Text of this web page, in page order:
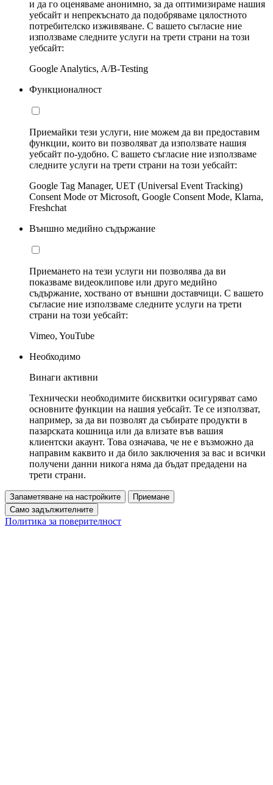
и да го оценяваме анонимно, за да оптимизираме нашия
уебсайт и непрекъснато да подобряваме цялостното
потребителско изживяване. С вашето съгласие ние
използваме следните услуги на трети страни на този
уебсайт:
Google Analytics, A/B-Testing
Функционалност
Приемайки тези услуги, ние можем да ви предоставим
функции, които ви позволяват да използвате нашия
уебсайт по-удобно. С вашето съгласие ние използваме
следните услуги на трети страни на този уебсайт:
Google Tag Manager, UET (Universal Event Tracking)
Consent Mode от Microsoft, Google Consent Mode, Klarna,
Freshchat
Външно медийно съдържание
Приемането на тези услуги ни позволява да ви
показваме видеоклипове или друго медийно
съдържание, хоствано от външни доставчици. С вашето
съгласие ние използваме следните услуги на трети
страни на този уебсайт:
Vimeo, YouTube
Необходимо
Винаги активни
Технически необходимите бисквитки осигуряват само
основните функции на нашия уебсайт. Те се използват,
например, за да ви позволят да събирате продукти в
пазарската кошница или да влизате във вашия
клиентски акаунт. Това означава, че не е възможно да
направим каквито и да било заключения за вас и всички
получени данни никога няма да бъдат предадени на
трети страни.
Запаметяване на настройките
Приемане
Само задължителните
Политика за поверителност